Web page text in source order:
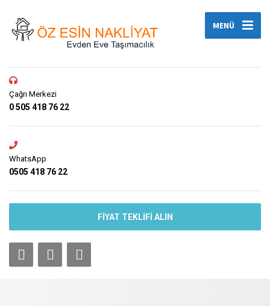
MENÜ
Çağrı Merkezi
0 505 418 76 22
WhatsApp
0505 418 76 22
FIYAT TEKLIFI ALIN